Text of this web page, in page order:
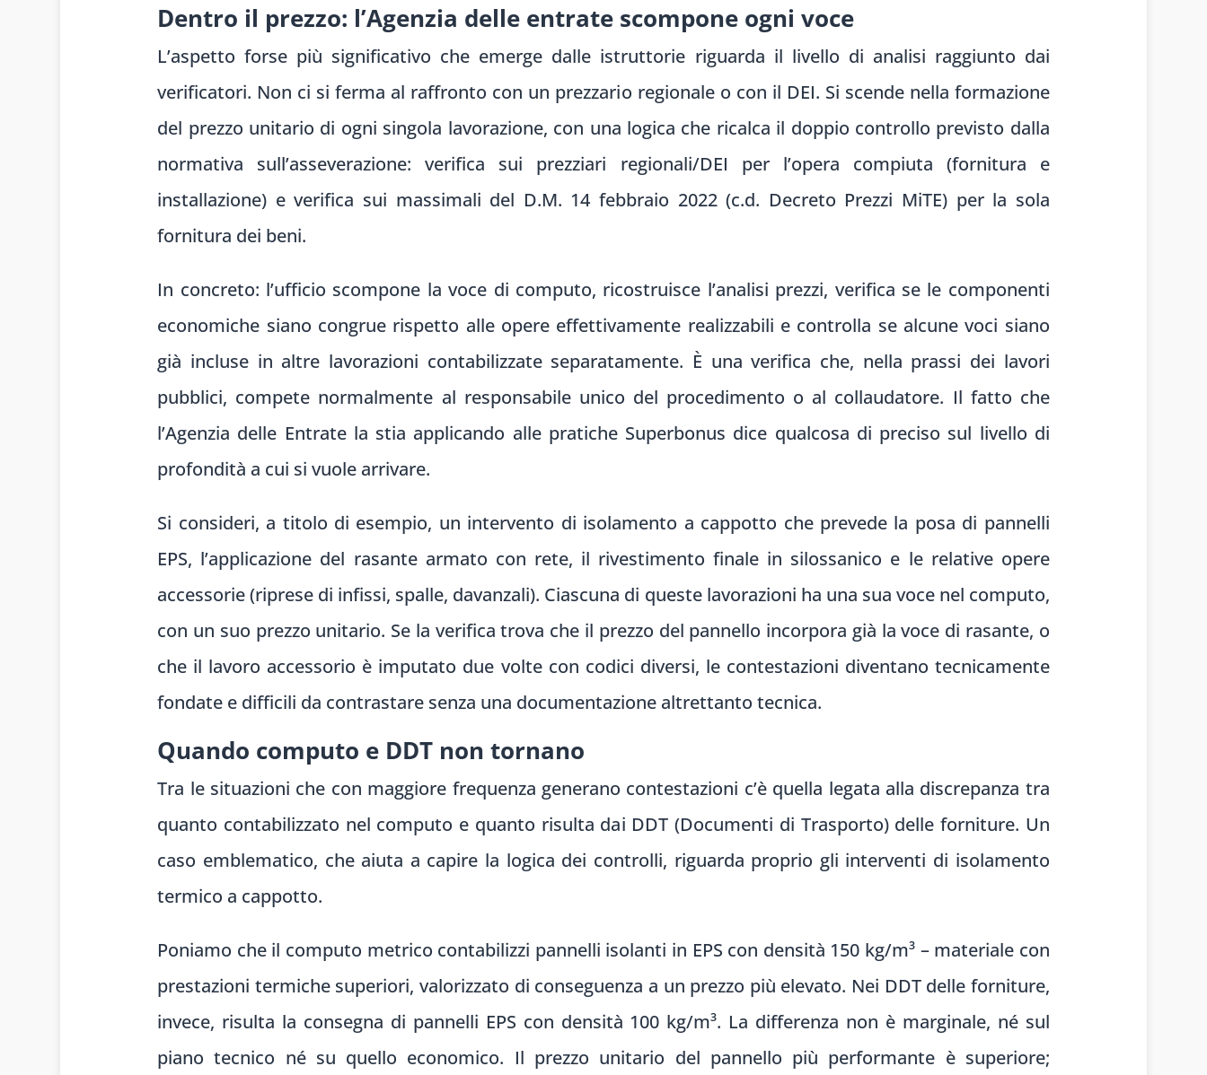
Dentro il prezzo: l’Agenzia delle entrate scompone ogni voce
L’aspetto forse più significativo che emerge dalle istruttorie riguarda il livello di analisi raggiunto dai
verificatori. Non ci si ferma al raffronto con un prezzario regionale o con il DEI. Si scende nella formazione
del prezzo unitario di ogni singola lavorazione, con una logica che ricalca il doppio controllo previsto dalla
normativa sull’asseverazione: verifica sui prezziari regionali/DEI per l’opera compiuta (fornitura e
installazione) e verifica sui massimali del D.M. 14 febbraio 2022 (c.d. Decreto Prezzi MiTE) per la sola
fornitura dei beni.
In concreto: l’ufficio scompone la voce di computo, ricostruisce l’analisi prezzi, verifica se le componenti
economiche siano congrue rispetto alle opere effettivamente realizzabili e controlla se alcune voci siano
già incluse in altre lavorazioni contabilizzate separatamente. È una verifica che, nella prassi dei lavori
pubblici, compete normalmente al responsabile unico del procedimento o al collaudatore. Il fatto che
l’Agenzia delle Entrate la stia applicando alle pratiche Superbonus dice qualcosa di preciso sul livello di
profondità a cui si vuole arrivare.
Si consideri, a titolo di esempio, un intervento di isolamento a cappotto che prevede la posa di pannelli
EPS, l’applicazione del rasante armato con rete, il rivestimento finale in silossanico e le relative opere
accessorie (riprese di infissi, spalle, davanzali). Ciascuna di queste lavorazioni ha una sua voce nel computo,
con un suo prezzo unitario. Se la verifica trova che il prezzo del pannello incorpora già la voce di rasante, o
che il lavoro accessorio è imputato due volte con codici diversi, le contestazioni diventano tecnicamente
fondate e difficili da contrastare senza una documentazione altrettanto tecnica.
Quando computo e DDT non tornano
Tra le situazioni che con maggiore frequenza generano contestazioni c’è quella legata alla discrepanza tra
quanto contabilizzato nel computo e quanto risulta dai DDT (Documenti di Trasporto) delle forniture. Un
caso emblematico, che aiuta a capire la logica dei controlli, riguarda proprio gli interventi di isolamento
termico a cappotto.
Poniamo che il computo metrico contabilizzi pannelli isolanti in EPS con densità 150 kg/m³ – materiale con
prestazioni termiche superiori, valorizzato di conseguenza a un prezzo più elevato. Nei DDT delle forniture,
invece, risulta la consegna di pannelli EPS con densità 100 kg/m³. La differenza non è marginale, né sul
piano tecnico né su quello economico. Il prezzo unitario del pannello più performante è superiore;